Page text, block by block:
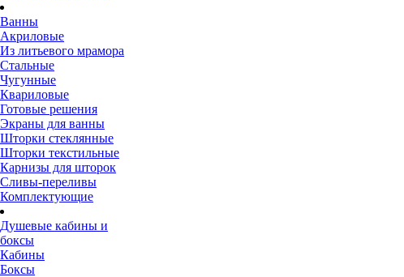
Ванны
Акриловые
Из литьевого мрамора
Стальные
Чугунные
Квариловые
Готовые решения
Экраны для ванны
Шторки стеклянные
Шторки текстильные
Карнизы для шторок
Сливы-переливы
Комплектующие
Душевые кабины и
боксы
Кабины
Боксы